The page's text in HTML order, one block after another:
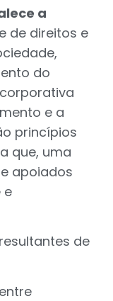
a
de direitos e
do
e a
princípios
que, uma
apoiados
e
de